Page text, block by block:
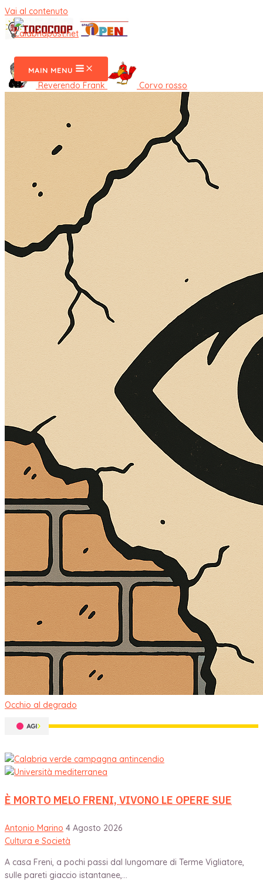
Vai al contenuto
MAIN MENU
Reverendo Frank Corvo rosso
Occhio al degrado
È MORTO MELO FRENI, VIVONO LE OPERE SUE
Antonio Marino 4 Agosto 2026
Cultura e Società
A casa Freni, a pochi passi dal lungomare di Terme Vigliatore,
sulle pareti giaccio istantanee,...